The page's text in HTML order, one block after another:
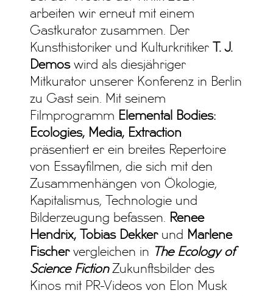
arbeiten wir erneut mit einem
Gastkurator zusammen. Der
Kunsthistoriker und Kulturkritiker
T. J.
Demoswird als diesjähriger
Mitkurator unserer Konferenz in Berlin
zu Gast sein. Mit seinem
Filmprogramm Elemental Bodies:
Ecologies, Media, Extraction
präsentiert er ein breites Repertoire
von Essayfilmen, die sich mit den
Zusammenhängen von Ökologie,
Kapitalismus, Technologie und
Bilderzeugung befassen.
Renee
Hendrix, Tobias Dekker und Marlene
Fischervergleichen in The Ecology of
Science Fiction Zukunftsbilder des
Kinos mit PR-Videos von Elon Musk